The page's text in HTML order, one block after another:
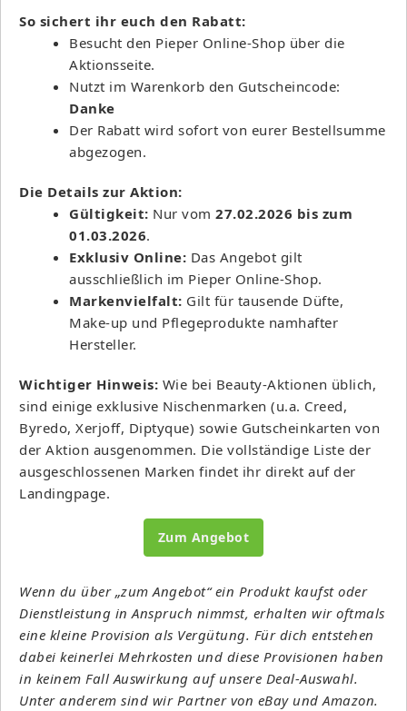
So sichert ihr euch den Rabatt:
Besucht den Pieper Online-Shop über die
Aktionsseite.
Nutzt im Warenkorb den Gutscheincode:
Danke
Der Rabatt wird sofort von eurer Bestellsumme
abgezogen.
Die Details zur Aktion:
Gültigkeit: Nur vom 27.02.2026 bis zum
01.03.2026.
Exklusiv Online: Das Angebot gilt
ausschließlich im Pieper Online-Shop.
Markenvielfalt: Gilt für tausende Düfte,
Make-up und Pflegeprodukte namhafter
Hersteller.
Wichtiger Hinweis: Wie bei Beauty-Aktionen üblich,
sind einige exklusive Nischenmarken (u.a. Creed,
Byredo, Xerjoff, Diptyque) sowie Gutscheinkarten von
der Aktion ausgenommen. Die vollständige Liste der
ausgeschlossenen Marken findet ihr direkt auf der
Landingpage.
Zum Angebot
Wenn du über „zum Angebot“ ein Produkt kaufst oder
Dienstleistung in Anspruch nimmst, erhalten wir oftmals
eine kleine Provision als Vergütung. Für dich entstehen
dabei keinerlei Mehrkosten und diese Provisionen haben
in keinem Fall Auswirkung auf unsere Deal-Auswahl.
Unter anderem sind wir Partner von eBay und Amazon.